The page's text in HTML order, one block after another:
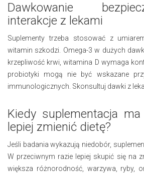
Dawkowanie
interakcje z lekami
Suplementy trzeba stosować z
witamin szkodzi. Omega-3 w dużych
krzepliwość krwi, witamina D wymaga
probiotyki mogą nie być wskazane
immunologicznych. Skonsultuj dawki z
Kiedy suplementacja
lepiej zmienić dietę?
Jeśli badania wykazują niedobór,
W przeciwnym razie lepiej skupić się na
większa różnorodność, warzywa, ryby,